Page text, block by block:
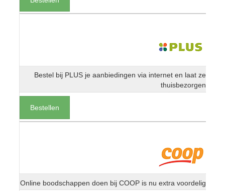
Bestel bij PLUS je aanbiedingen via internet en laat ze
thuisbezorgen
Bestellen
Online boodschappen doen bij COOP is nu extra voordelig